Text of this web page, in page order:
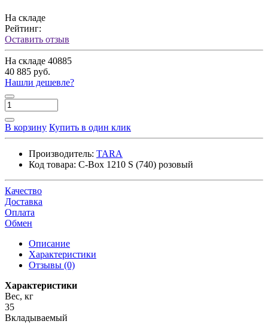
На складе
Рейтинг:
Оставить отзыв
На складе 40885
40 885 руб.
Нашли дешевле?
В корзину Купить в один клик
Производитель: TARA
Код товара: C-Box 1210 S (740) розовый
Качество
Доставка
Оплата
Обмен
Описание
Характеристики
Отзывы (0)
Характеристики
Вес, кг
35
Вкладываемый